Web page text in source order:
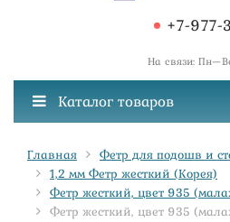
+7-
На связи:
Каталог товаров
Главная
Фетр для подошв и
1,2 мм Фетр жесткий (Корея)
Фетр жесткий, цвет 935
Фетр жесткий, цвет 935